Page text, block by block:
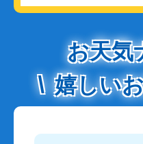
お天気
嬉しい